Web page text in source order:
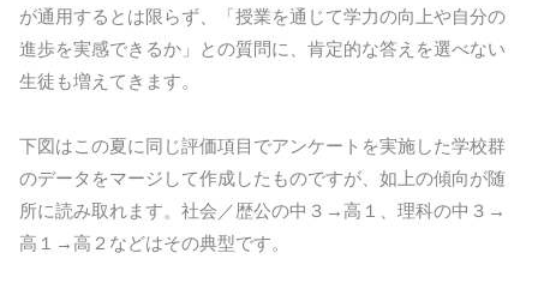
が通用するとは限らず、「授業を通じて学力の向上や自分の
進歩を実感できるか」との質問に、肯定的な答えを選べない
生徒も増えてきます。
下図はこの夏に同じ評価項目でアンケートを実施した学校群
のデータをマージして作成したものですが、如上の傾向が随
所に読み取れます。社会／歴公の中３→高１、理科の中３→
高１→高２などはその典型です。